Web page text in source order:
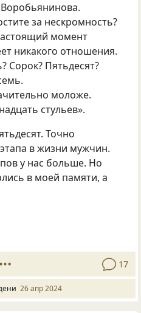
за нескромность?
момент
никакого отношения.
Сорок? Пятьдесят?
моложе.
стульев».
Точно
в жизни мужчин.
у нас больше. Но
в моей памяти, а
17
26 апр 2024